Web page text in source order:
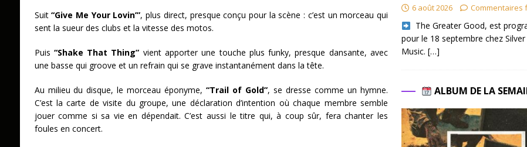
Suit“Give Me Your Lovin’”, plus direct, presque conçu pour la scène : c’est un morceau qui
sent la sueur des clubs et la vitesse des motos.
Puis “Shake That Thing” vient apporter une touche plus funky, presque dansante, avec
une basse qui groove et un refrain qui se grave instantanément dans la tête.
Au milieu du disque, le morceau éponyme,“Trail of Gold”, se dresse comme un hymne.
C’est la carte de visite du groupe, une déclaration d’intention où chaque membre semble
jouer comme si sa vie en dépendait. C’est aussi le titre qui, à coup sûr, fera chanter les
foules en concert.
6 août 2026 Commentaires
The Greater Good, est
pour le 18 septembre chez
Music. […]
ALBUM DE LA